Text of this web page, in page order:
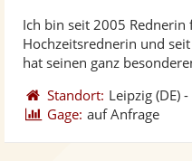
Ich bin seit 2005 Rednerin
Hochzeitsrednerin und
hat seinen ganz
Standort: Leipzig (DE) -
Gage: auf Anfrage